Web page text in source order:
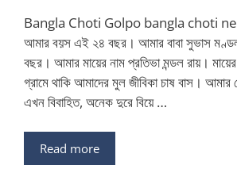
Bangla Choti Golpo bangla choti net.
আমার বয়স এই ২৪ বছর। আমার বাবা সুভাস
বছর। আমার মায়ের নাম প্রতিভা মন্ডল রায়।
গ্রামে থাকি আমাদের মুল জীবিকা চাষ বাস।
এখন বিবাহিত, অনেক দুরে বিয়ে …
Read more